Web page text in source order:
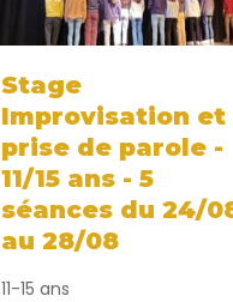
Stage
Improvisation et
prise de parole -
11/15 ans - 5
séances du 24/
au 28/08
11-15 ans